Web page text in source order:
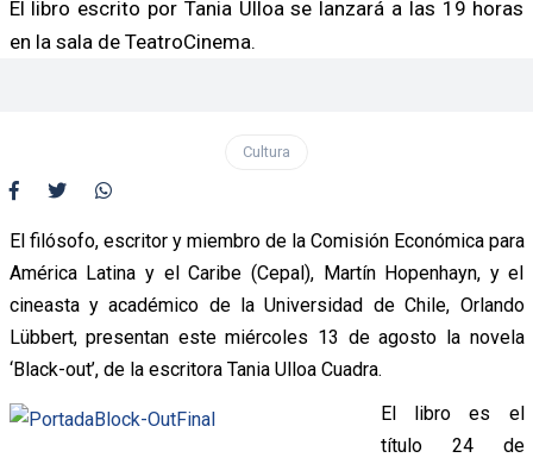
El libro escrito por Tania Ulloa se lanzará a las 19 horas
en la sala de TeatroCinema.
Cultura
El filósofo, escritor y miembro de la Comisión Económica para
América Latina y el Caribe (Cepal), Martín Hopenhayn, y el
cineasta y académico de la Universidad de Chile, Orlando
Lübbert, presentan este miércoles 13 de agosto la novela
‘Black-out’, de la escritora Tania Ulloa Cuadra.
El libro es el
título 24 de